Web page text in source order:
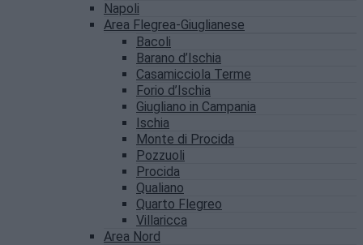
Napoli
Area Flegrea-Giuglianese
Bacoli
Barano d’Ischia
Casamicciola Terme
Forio d’Ischia
Giugliano in Campania
Ischia
Monte di Procida
Pozzuoli
Procida
Qualiano
Quarto Flegreo
Villaricca
Area Nord